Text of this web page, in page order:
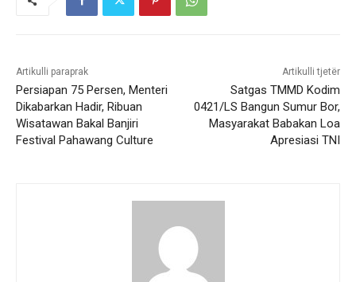
Artikulli paraprak
Persiapan 75 Persen, Menteri
Dikabarkan Hadir, Ribuan
Wisatawan Bakal Banjiri
Festival Pahawang Culture
Artikulli tjetër
Satgas TMMD Kodim
0421/LS Bangun Sumur Bor,
Masyarakat Babakan Loa
Apresiasi TNI